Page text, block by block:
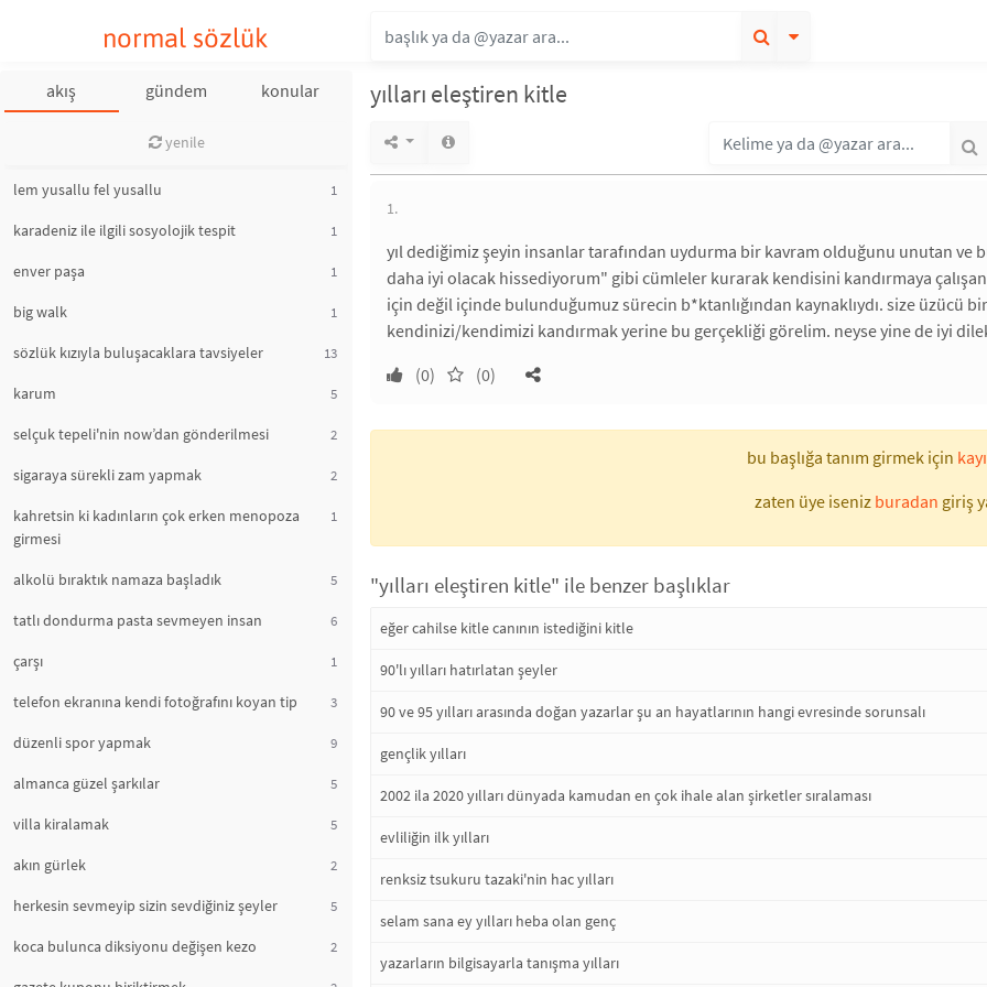
normal sözlük
akış gündem konular
yenile
lem yusallu fel yusallu 1
karadeniz ile ilgili sosyolojik tespit 1
enver paşa 1
big walk 1
sözlük kızıyla buluşacaklara tavsiyeler 13
karum 5
selçuk tepeli'nin now’dan gönderilmesi 2
sigaraya sürekli zam yapmak 2
kahretsin ki kadınların çok erken menopoza
girmesi
1
alkolü bıraktık namaza başladık 5
tatlı dondurma pasta sevmeyen insan 6
çarşı 1
telefon ekranına kendi fotoğrafını koyan tip 3
düzenli spor yapmak 9
almanca güzel şarkılar 5
villa kiralamak 5
akın gürlek 2
herkesin sevmeyip sizin sevdiğiniz şeyler 5
koca bulunca diksiyonu değişen kezo 2
yılları eleştiren kitle
1.
yıl dediğimiz şeyin insanlar tarafından uydurma bir kavram olduğunu unutan ve
daha iyi olacak hissediyorum" gibi cümleler kurarak kendisini kandırmaya
için değil içinde bulunduğumuz sürecin b*ktanlığından kaynaklıydı. size üzücü
kendinizi/kendimizi kandırmak yerine bu gerçekliği görelim. neyse yine de iyi
(0)
(0)
bu başlığa tanım girmek için
zaten üye iseniz buradan giriş
"yılları eleştiren kitle" ile benzer başlıklar
eğer cahilse kitle canının istediğini kitle
90'lı yılları hatırlatan şeyler
90 ve 95 yılları arasında doğan yazarlar şu an hayatlarının hangi evresinde sorunsalı
gençlik yılları
2002 ila 2020 yılları dünyada kamudan en çok ihale alan şirketler sıralaması
evliliğin ilk yılları
renksiz tsukuru tazaki'nin hac yılları
selam sana ey yılları heba olan genç
yazarların bilgisayarla tanışma yılları